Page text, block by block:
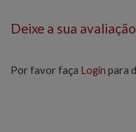
Deixe a sua
Por favor faça Login para